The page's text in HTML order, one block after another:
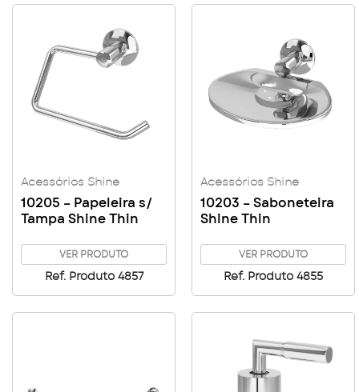
Acessórios Shine
10205 – Papeleira s/
Tampa Shine Thin
VER PRODUTO
Ref. Produto 4857
Acessórios Shine
10203 – Saboneteira
Shine Thin
VER PRODUTO
Ref. Produto 4855